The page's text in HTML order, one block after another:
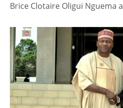
Brice Clotaire Oligui Nguema a